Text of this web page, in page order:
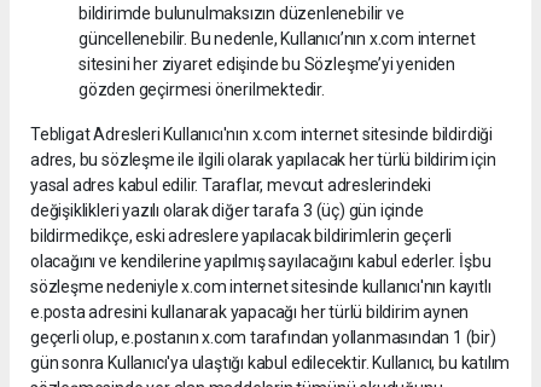
bildirimde bulunulmaksızın düzenlenebilir ve
güncellenebilir. Bu nedenle, Kullanıcı’nın x.com internet
sitesini her ziyaret edişinde bu Sözleşme’yi yeniden
gözden geçirmesi önerilmektedir.
Tebligat Adresleri Kullanıcı'nın x.com internet sitesinde bildirdiği
adres, bu sözleşme ile ilgili olarak yapılacak her türlü bildirim için
yasal adres kabul edilir. Taraflar, mevcut adreslerindeki
değişiklikleri yazılı olarak diğer tarafa 3 (üç) gün içinde
bildirmedikçe, eski adreslere yapılacak bildirimlerin geçerli
olacağını ve kendilerine yapılmış sayılacağını kabul ederler. İşbu
sözleşme nedeniyle x.com internet sitesinde kullanıcı'nın kayıtlı
e.posta adresini kullanarak yapacağı her türlü bildirim aynen
geçerli olup, e.postanın x.com tarafından yollanmasından 1 (bir)
gün sonra Kullanıcı'ya ulaştığı kabul edilecektir. Kullanıcı, bu katılım